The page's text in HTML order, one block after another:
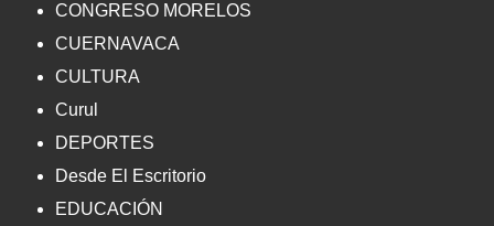
CONGRESO MORELOS
CUERNAVACA
CULTURA
Curul
DEPORTES
Desde El Escritorio
EDUCACIÓN